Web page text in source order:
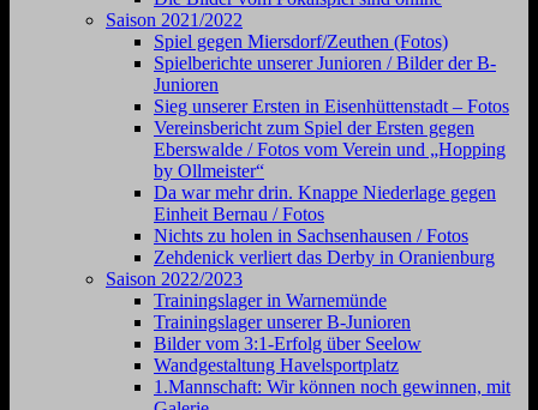
Saison 2021/2022
Spiel gegen Miersdorf/Zeuthen (Fotos)
Spielberichte unserer Junioren / Bilder der B-
Junioren
Sieg unserer Ersten in Eisenhüttenstadt – Fotos
Vereinsbericht zum Spiel der Ersten gegen
Eberswalde / Fotos vom Verein und „Hopping
by Ollmeister“
Da war mehr drin. Knappe Niederlage gegen
Einheit Bernau / Fotos
Nichts zu holen in Sachsenhausen / Fotos
Zehdenick verliert das Derby in Oranienburg
Saison 2022/2023
Trainingslager in Warnemünde
Trainingslager unserer B-Junioren
Bilder vom 3:1-Erfolg über Seelow
Wandgestaltung Havelsportplatz
1.Mannschaft: Wir können noch gewinnen, mit